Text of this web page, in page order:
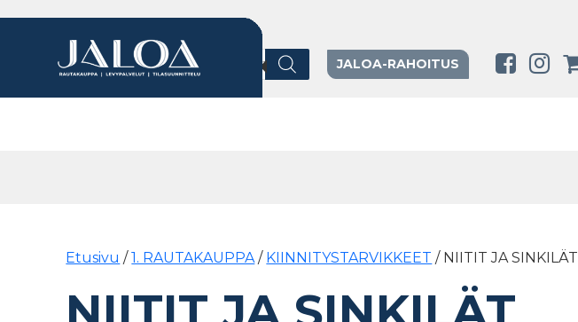
Products search
JALOA-RAHOITUS
Etusivu /1. RAUTAKAUPPA / KIINNITYSTARVIKKEET / NIITIT JA SINKILÄT